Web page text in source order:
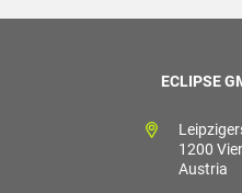
ECLIPSE
1200
Austria